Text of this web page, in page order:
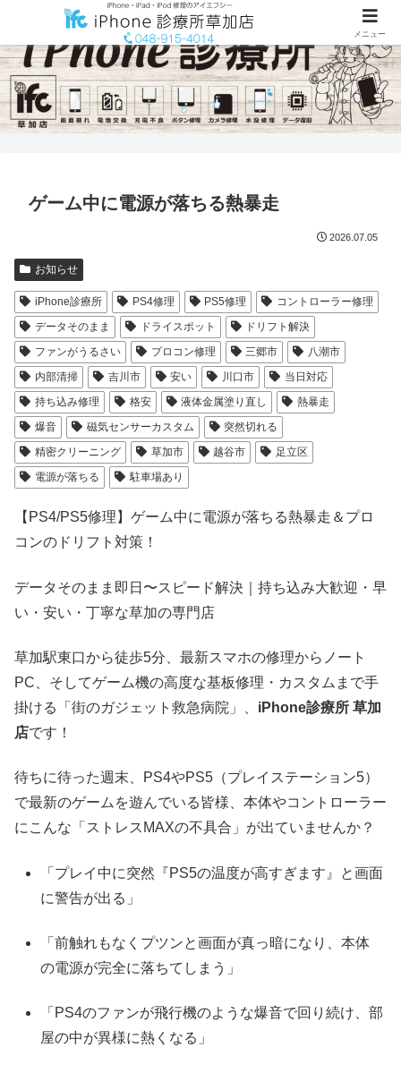
ゲーム中に電源が落ちる熱暴走
2026.07.05
お知らせ
iPhone診療所 PS4修理 PS5修理
コントローラー修理
データそのまま
ドライスポット
ドリフト解決
ファンがうるさい
プロコン修理 三郷市
八潮市
内部清掃
吉川市 安い 川口市
当日対応
持ち込み修理
格安 液体金属塗り直し
熱暴走
爆音
磁気センサーカスタム
突然切れる
精密クリーニング
草加市 越谷市
足立区
電源が落ちる
駐車場あり
【PS4/PS5修理】ゲーム中に電源が落ちる熱暴走＆プロ
コンのドリフト対策！
データそのまま即日〜スピード解決｜持ち込み大歓迎・早
い・安い・丁寧な草加の専門店
草加駅東口から徒歩5分、最新スマホの修理からノート
PC、そしてゲーム機の高度な基板修理・カスタムまで手
掛ける「街のガジェット救急病院」、 iPhone診療所 草加
店です！
待ちに待った週末、PS4やPS5（プレイステーション5）
で最新のゲームを遊んでいる皆様、本体やコントローラー
にこんな「ストレスMAXの不具合」が出ていませんか？
「プレイ中に突然『PS5の温度が高すぎます』と画面
に警告が出る」
「前触れもなくプツンと画面が真っ暗になり、本体
の電源が完全に落ちてしまう」
「PS4のファンが飛行機のような爆音で回り続け、部
屋の中が異様に熱くなる」
メニュー